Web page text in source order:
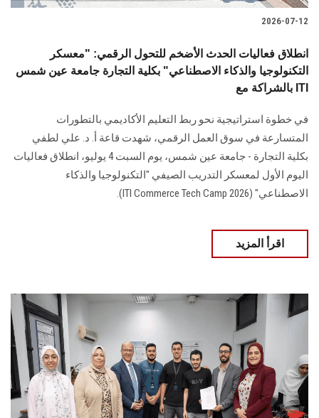
الموظفون
سجل الان
2026-07-12
انطلاق فعاليات الحدث الأضخم للتحول الرقمي: "معسكر
التكنولوجيا والذكاء الاصطناعي" بكلية التجارة جامعة عين شمس
بالشراكة مع ITI
في خطوة استراتيجية نحو ربط التعليم الأكاديمي بالتطورات
المتسارعة في سوق العمل الرقمي، شهدت قاعة أ. د. علي لطفي
بكلية التجارة - جامعة عين شمس، يوم السبت 4 يوليو، انطلاق فعاليات
اليوم الأول لمعسكر التدريب الصيفي "التكنولوجيا والذكاء
الاصطناعي" (ITI Commerce Tech Camp 2026).
اقرأ المزيد